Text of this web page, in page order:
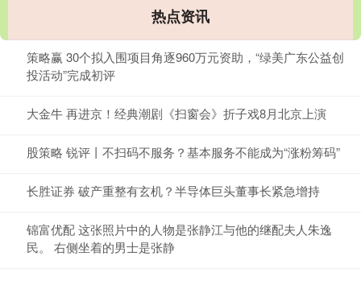
热点资讯
策略赢 30个拟入围项目角逐960万元资助，“绿美广东公益创
投活动”完成初评
大金牛 再进京！经典潮剧《扫窗会》折子戏8月北京上演
股策略 锐评丨不扫码不服务？基本服务不能成为“涨粉筹码”
长胜证券 破产重整有玄机？半导体巨头董事长紧急增持
锦富优配 这张照片中的人物是张静江与他的继配夫人朱逸
民。 右侧坐着的男士是张静